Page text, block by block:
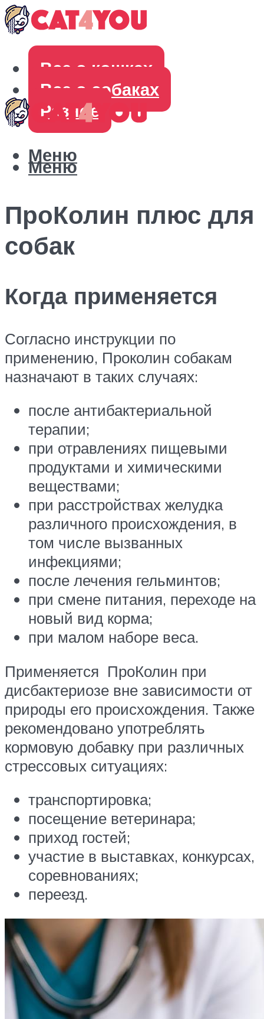
Все о кошках
Все о собаках
Разное
Меню
Меню
ПроКолин плюс для
собак
Когда применяется
Согласно инструкции по
применению, Проколин собакам
назначают в таких случаях:
после антибактериальной
терапии;
при отравлениях пищевыми
продуктами и химическими
веществами;
при расстройствах желудка
различного происхождения, в
том числе вызванных
инфекциями;
после лечения гельминтов;
при смене питания, переходе на
новый вид корма;
при малом наборе веса.
Применяется ПроКолин при
дисбактериозе вне зависимости от
природы его происхождения. Также
рекомендовано употреблять
кормовую добавку при различных
стрессовых ситуациях:
транспортировка;
посещение ветеринара;
приход гостей;
участие в выставках, конкурсах,
соревнованиях;
переезд.